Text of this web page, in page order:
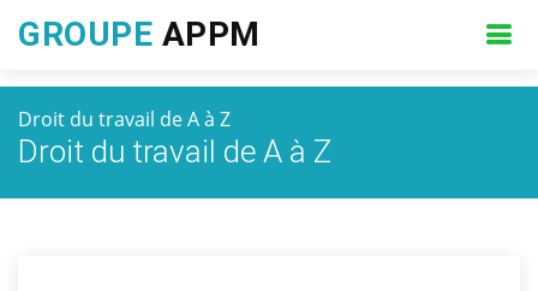
GROUPE APPM
Droit du travail de A à Z
Droit du travail de A à Z